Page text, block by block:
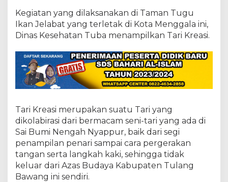
n
t
a
F
e
s
t
i
M
e
g
o
w
p
Kegiatan yang dilaksanakan di Taman Tugu
Ikan Jelabat yang terletak di Kota Menggala ini,
Dinas Kesehatan Tuba menampilkan Tari Kreasi.
Tari Kreasi merupakan suatu Tari yang
dikolabirasi dari bermacam seni-tari yang ada di
Sai Bumi Nengah Nyappur, baik dari segi
penampilan penari sampai cara pergerakan
tangan serta langkah kaki, sehingga tidak
keluar dari Azas Budaya Kabupaten Tulang
Bawang ini sendiri.